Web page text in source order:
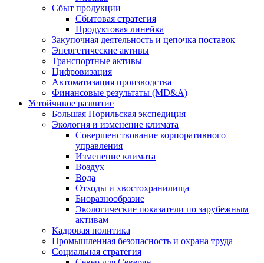
Сбыт продукции
Сбытовая стратегия
Продуктовая линейка
Закупочная деятельность и цепочка поставок
Энергетические активы
Транспортные активы
Цифровизация
Автоматизация производства
Финансовые результаты (MD&A)
Устойчивое развитие
Большая Норильская экспедиция
Экология и изменение климата
Совершенствование корпоративного
управления
Изменение климата
Воздух
Вода
Отходы и хвостохранилища
Биоразнообразие
Экологические показатели по зарубежным
активам
Кадровая политика
Промышленная безопасность и охрана труда
Социальная стратегия